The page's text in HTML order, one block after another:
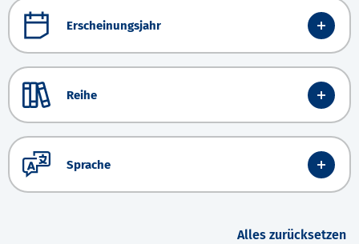
Erscheinungsjahr
Reihe
Sprache
Alles zurücksetzen